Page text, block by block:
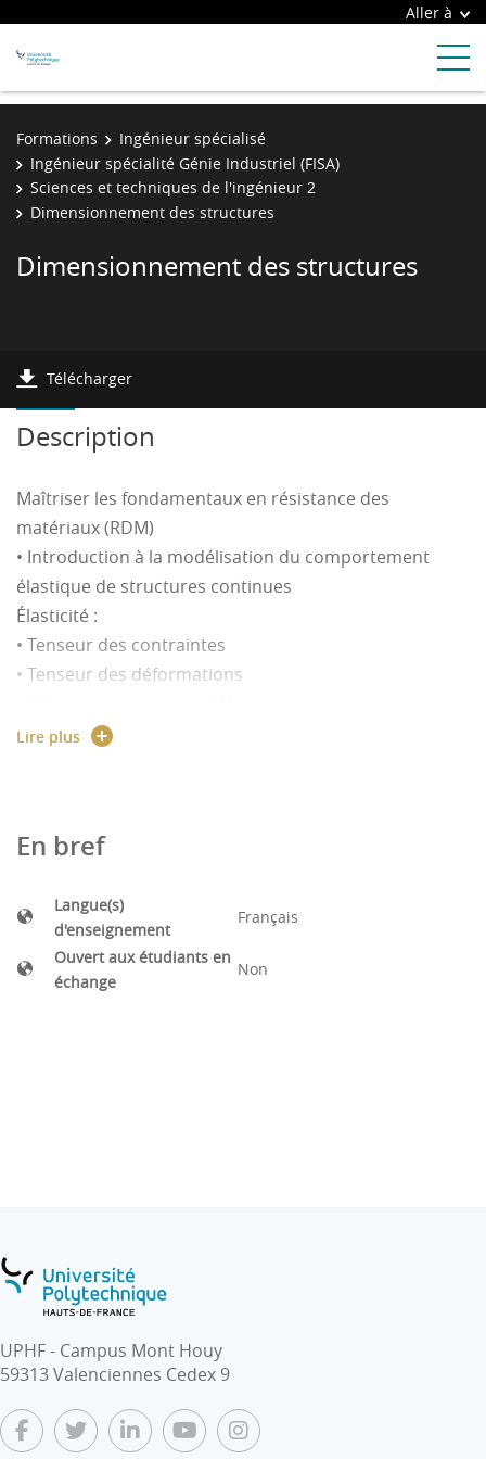
Aller à
Formations
Ingénieur spécialisé
Ingénieur spécialité Génie Industriel (FISA)
Sciences et techniques de l'ingénieur 2
Dimensionnement des structures
Dimensionnement des structures
Télécharger
Description
Maîtriser les fondamentaux en résistance des
matériaux (RDM)
• Introduction à la modélisation du comportement
élastique de structures continues
Élasticité :
• Tenseur des contraintes
• Tenseur des déformations
• Critères de plasticité et de fatigue
• Concentration des contraintes, études de cas
structures
Lire plus
En bref
Langue(s)
d'enseignement
Français
Ouvert aux étudiants en
échange
Non
UPHF - Campus Mont Houy
59313 Valenciennes Cedex 9